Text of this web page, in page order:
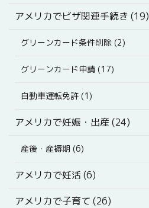
アメリカでビザ関連手続き (19)
グリーンカード条件削除 (2)
グリーンカード申請 (17)
自動車運転免許 (1)
アメリカで妊娠・出産 (24)
産後・産褥期 (6)
アメリカで妊活 (6)
アメリカで子育て (26)